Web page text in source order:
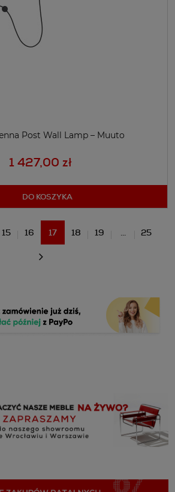
Post Wall Lamp – Muuto
1 427,00 zł
DO KOSZYKA
15 16 17 18 19 ... 25